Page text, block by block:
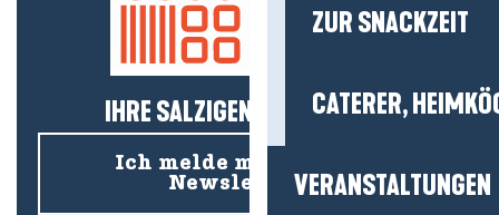
ZUR SNACKZEIT
CATERER,
VERANSTALTUNGEN
IHRE SALZIGEN NEUIGKEITEN!
Ich melde mich für den
Newsletter an